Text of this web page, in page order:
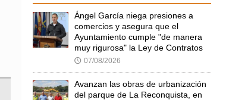
Ángel García niega presiones a
comercios y asegura que el
Ayuntamiento cumple "de manera
muy rigurosa" la Ley de Contratos
🕔 07/08/2026
Avanzan las obras de urbanización
del parque de La Reconquista, en